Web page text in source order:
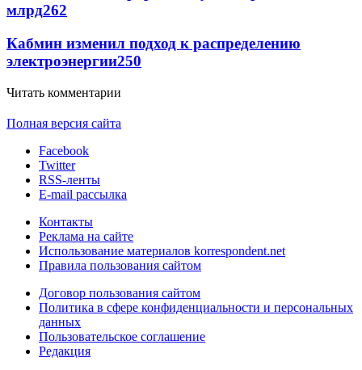
млрд262
Кабмин изменил подход к распределению
электроэнергии250
Читать комментарии
Полная версия сайта
Facebook
Twitter
RSS-ленты
E-mail рассылка
Контакты
Реклама на сайте
Использование материалов korrespondent.net
Правила пользования сайтом
Договор пользования сайтом
Политика в сфере конфиденциальности и персональных
данных
Пользовательское соглашение
Редакция